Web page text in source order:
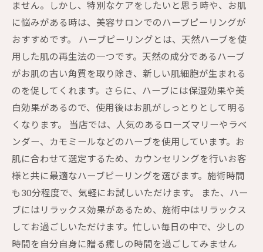
ません。しかし、特別なケアをしたいと思う時や、お肌
に悩みがある時は、美容サロンでのハーブピーリングが
おすすめです。 ハーブピーリングとは、天然ハーブを使
用した肌の再生法の一つです。天然の成分であるハーブ
がお肌の古い角質を取り除き、新しい肌細胞が生まれる
のを促してくれます。さらに、ハーブには保湿効果や美
白効果があるので、使用後はお肌がしっとりとして明る
くなります。 当店では、人気のあるローズマリーやラベ
ンダー、カモミールなどのハーブを使用しています。お
肌に合わせて選定するため、カウンセリングを行いお客
様と共に最適なハーブピーリングを選びます。施術時間
も30分程度で、気軽にお試しいただけます。 また、ハー
ブにはリラックス効果があるため、施術中はリラックス
してお過ごしいただけます。忙しい毎日の中で、少しの
時間を自分自身に贈る癒しの時間を過ごしてみません